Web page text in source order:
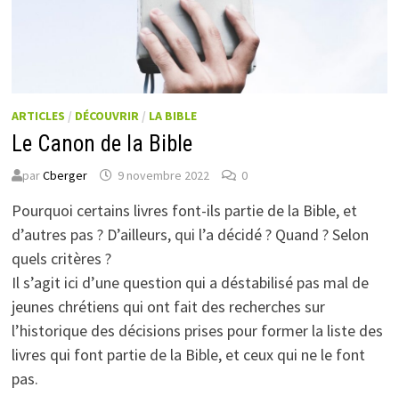
ARTICLES / DÉCOUVRIR / LA BIBLE
Le Canon de la Bible
parCberger 9 novembre 2022 0
Pourquoi certains livres font-ils partie de la Bible, et
d’autres pas ? D’ailleurs, qui l’a décidé ? Quand ? Selon
quels critères ?
Il s’agit ici d’une question qui a déstabilisé pas mal de
jeunes chrétiens qui ont fait des recherches sur
l’historique des décisions prises pour former la liste des
livres qui font partie de la Bible, et ceux qui ne le font
pas.